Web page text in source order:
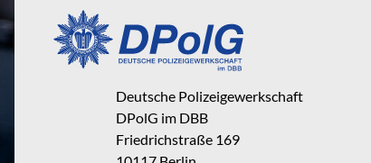
Deutsche Polizeigewerkschaft
DPolG im DBB
Friedrichstraße 169